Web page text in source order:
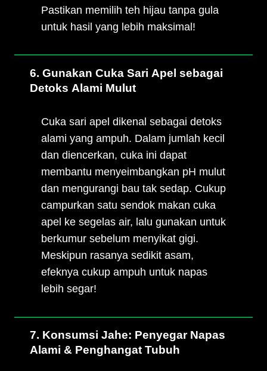
Pastikan memilih teh hijau tanpa gula
untuk hasil yang lebih maksimal!
6. Gunakan Cuka Sari Apel sebagai
Detoks Alami Mulut
Cuka sari apel dikenal sebagai detoks
alami yang ampuh. Dalam jumlah kecil
dan diencerkan, cuka ini dapat
membantu menyeimbangkan pH mulut
dan mengurangi bau tak sedap. Cukup
campurkan satu sendok makan cuka
apel ke segelas air, lalu gunakan untuk
berkumur sebelum menyikat gigi.
Meskipun rasanya sedikit asam,
efeknya cukup ampuh untuk napas
lebih segar!
7. Konsumsi Jahe: Penyegar Napas
Alami & Penghangat Tubuh